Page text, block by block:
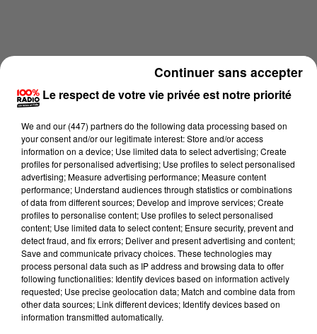
Lecture (2 min 15 sec)
100%
100% Radio les infos de l'Hérault
Le respect de votre vie privée est notre priorité
We and our (447) partnersdo the following data processing based on
your consent and/or our legitimate interest: Store and/or access
information on a device; Use limited data to select advertising; Create
profiles for personalised advertising; Use profiles to select personalised
advertising; Measure advertising performance; Measure content
performance; Understand audiences through statistics or combinations
of data from different sources; Develop and improve services; Create
profiles to personalise content; Use profiles to select personalised
content; Use limited data to select content; Ensure security, prevent and
detect fraud, and fix errors; Deliver and present advertising and content;
Save and communicate privacy choices. These technologies may
process personal data such as IP address and browsing data to offer
following functionalities: Identify devices based on information actively
requested; Use precise geolocation data; Match and combine data from
other data sources; Link different devices; Identify devices based on
information transmitted automatically.
Continuer sans accepter